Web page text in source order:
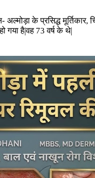
के प्रसिद्ध मूर्तिकार,
गया है|वह 73 वर्ष के थे|